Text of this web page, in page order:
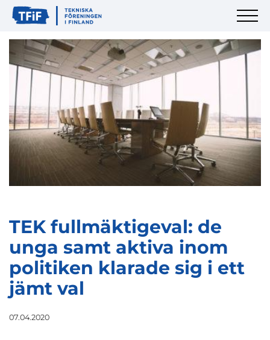
TEK fullmäktigeval: de
unga samt aktiva inom
politiken klarade sig i ett
jämt val
07.04.2020